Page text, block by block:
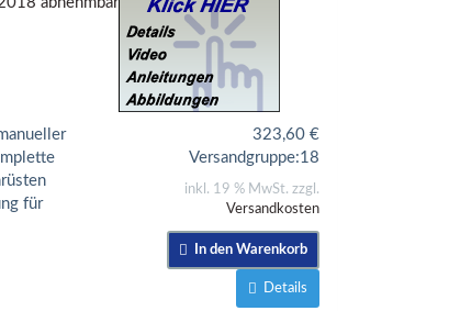
für
323,60 €
Versandgruppe:18
inkl. 19 % MwSt. zzgl.
Versandkosten
In den Warenkorb
Details